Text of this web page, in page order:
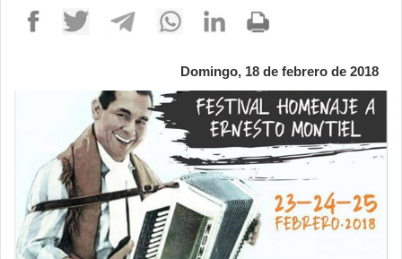
Domingo, 18 de febrero de 2018